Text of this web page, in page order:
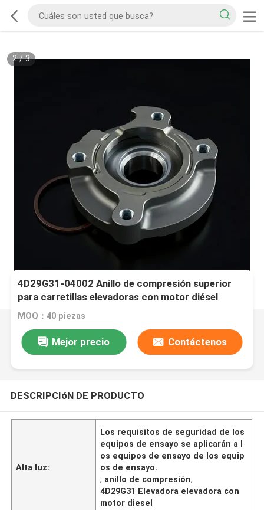
2/3
4D29G31-04002 Anillo de compresión superior
para carretillas elevadoras con motor diésel
MOQ：40 piezas
Mejor precio Contáctenos
DESCRIPCIóN DE PRODUCTO
Alta luz:
Los requisitos de seguridad de los
equipos de ensayo se aplicarán a l
os equipos de ensayo de los equip
os de ensayo.
, anillo de compresión,
4D29G31 Elevadora elevadora con
motor diesel